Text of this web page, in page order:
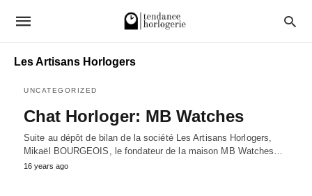
Les Artisans Horlogers
UNCATEGORIZED
Chat Horloger: MB Watches
Suite au dépôt de bilan de la société Les Artisans Horlogers,
Mikaël BOURGEOIS, le fondateur de la maison MB Watches…
16 years ago